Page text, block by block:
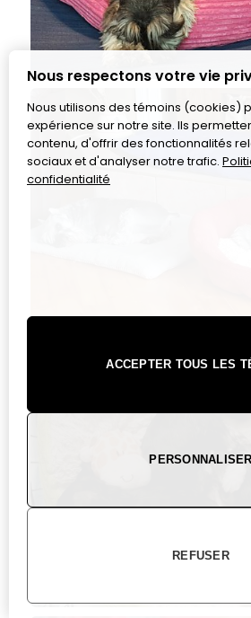
Nous respectons votre vie
Nous utilisons des témoins (cookies)
expérience sur notre site. Ils
contenu, d'offrir des fonctionnalités
sociaux et d'analyser notre trafic.
confidentialité
ACCEPTER TOUS LES
PERSONNALISER
REFUSER